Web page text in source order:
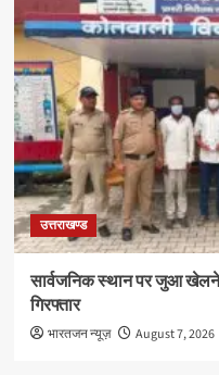
उत्तराखण्ड
सार्वजनिक स्थान पर जुआ
गिरफ्तार
भारतजन न्यूज़ August 7, 2026